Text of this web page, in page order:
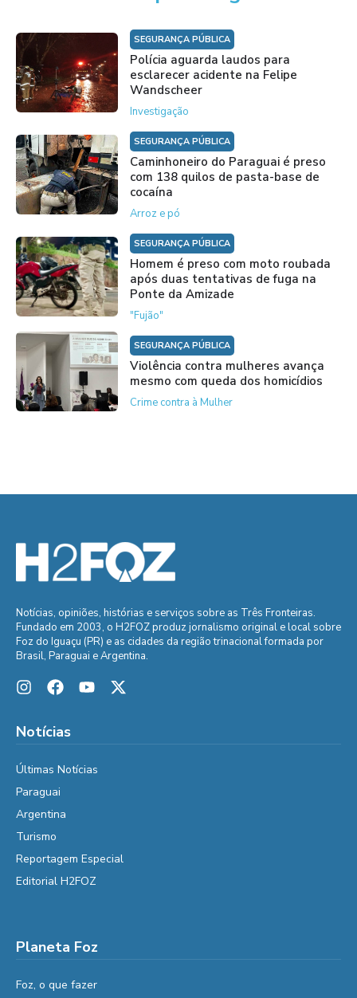
SEGURANÇA PÚBLICA
Polícia aguarda laudos para
esclarecer acidente na Felipe
Wandscheer
Investigação
SEGURANÇA PÚBLICA
Caminhoneiro do Paraguai é preso
com 138 quilos de pasta-base de
cocaína
Arroz e pó
SEGURANÇA PÚBLICA
Homem é preso com moto roubada
após duas tentativas de fuga na
Ponte da Amizade
"Fujão"
SEGURANÇA PÚBLICA
Violência contra mulheres avança
mesmo com queda dos homicídios
Crime contra à Mulher
Notícias, opiniões, histórias e serviços sobre as Três Fronteiras.
Fundado em 2003, o H2FOZ produz jornalismo original e local sobre
Foz do Iguaçu (PR) e as cidades da região trinacional formada por
Brasil, Paraguai e Argentina.
Notícias
Últimas Notícias
Paraguai
Argentina
Turismo
Reportagem Especial
Editorial H2FOZ
Planeta Foz
Foz, o que fazer